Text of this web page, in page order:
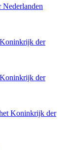
Nederlanden
der
der
Koninkrijk der